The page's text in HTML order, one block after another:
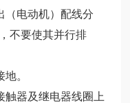
（电动机）配线分
不要使其并行排
。
触器及继电器线圈上